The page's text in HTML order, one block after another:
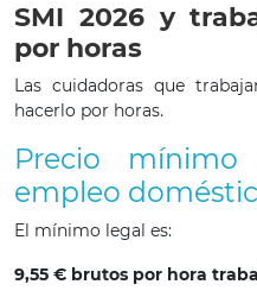
SMI 2026 y
por horas
Las cuidadoras que
hacerlo por horas.
Precio
empleo
El mínimo legal es:
9,55 € brutos por hora